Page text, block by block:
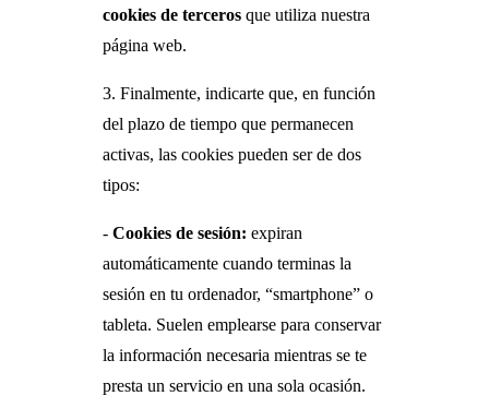
cookies de terceros que utiliza nuestra
página web.
3. Finalmente, indicarte que, en función
del plazo de tiempo que permanecen
activas, las cookies pueden ser de dos
tipos:
-Cookies de sesión: expiran
automáticamente cuando terminas la
sesión en tu ordenador, “smartphone” o
tableta. Suelen emplearse para conservar
la información necesaria mientras se te
presta un servicio en una sola ocasión.